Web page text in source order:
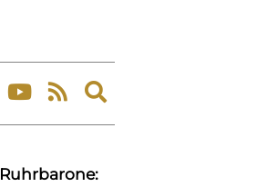
Expand
search